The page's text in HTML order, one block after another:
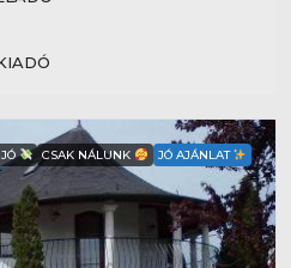
JÓ CSAK NÁLUNK JÓ AJÁNLAT